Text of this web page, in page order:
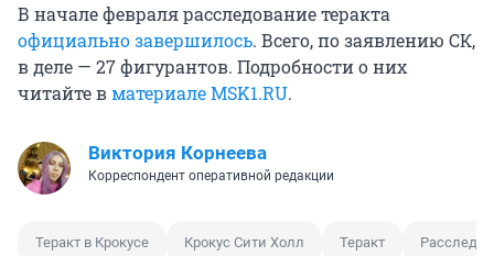
В начале февраля расследование теракта
официально завершилось. Всего, по заявлению СК,
в деле — 27 фигурантов. Подробности о них
читайте вматериале MSK1.RU.
Виктория Корнеева
Корреспондент оперативной редакции
Теракт в Крокусе Крокус Сити Холл Теракт